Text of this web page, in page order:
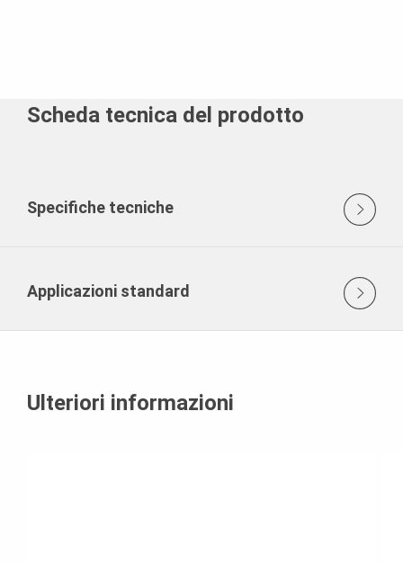
Scheda tecnica del prodotto
Specifiche tecniche
Applicazioni standard
Ulteriori informazioni